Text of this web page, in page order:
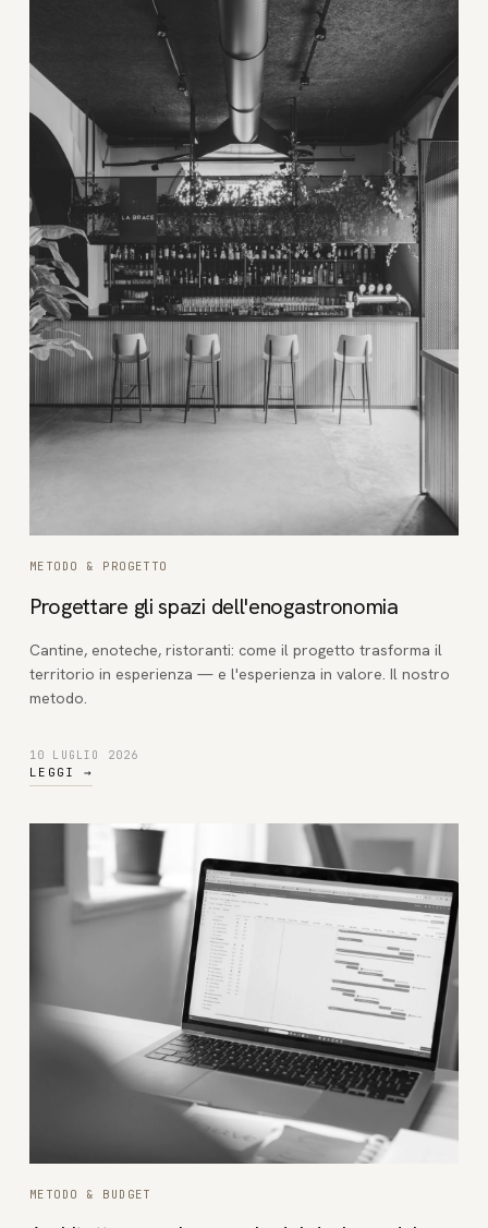
METODO & PROGETTO
Progettare gli spazi dell'enogastronomia
Cantine, enoteche, ristoranti: come il progetto trasforma il
territorio in esperienza — e l'esperienza in valore. Il nostro
metodo.
10 LUGLIO 2026
LEGGI →
METODO & BUDGET